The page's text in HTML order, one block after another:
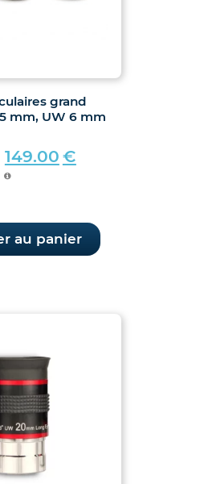
grand
mm, UW 6 mm
149.00 €
au panier